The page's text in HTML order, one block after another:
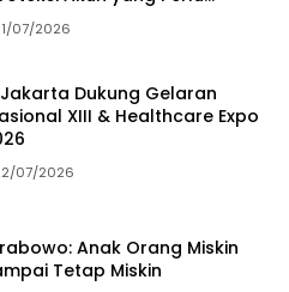
07/2026
Jakarta Dukung Gelaran
XIII & Healthcare Expo
07/2026
Anak Orang Miskin
Tetap Miskin